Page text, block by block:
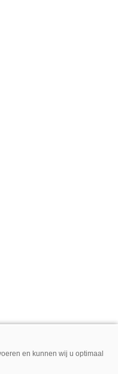
en kunnen wij u optimaal